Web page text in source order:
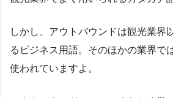
しかし、アウトバウンドは観光業界
るビジネス用語。そのほかの業界で
使われていますよ。